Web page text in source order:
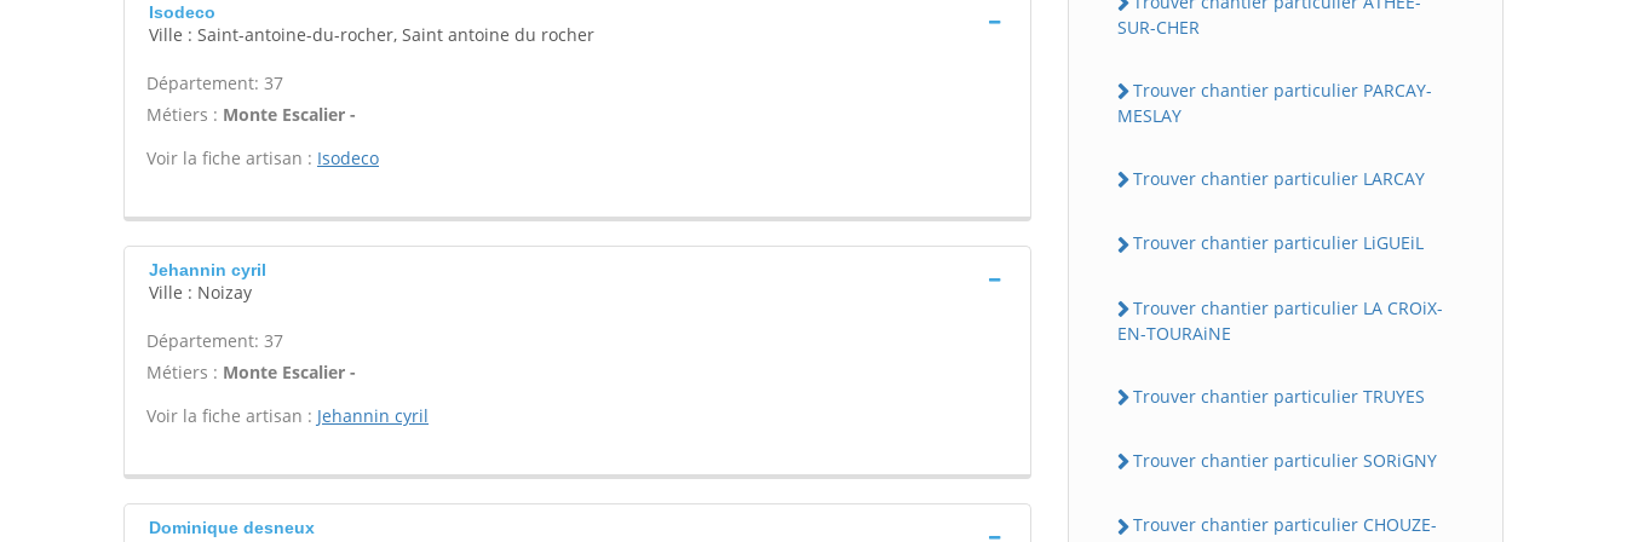
Isodeco
Ville : Saint-antoine-du-rocher, Saint antoine du rocher
Département: 37
Métiers : Monte Escalier -
Voir la fiche artisan : Isodeco
Jehannin cyril
Ville : Noizay
Département: 37
Métiers : Monte Escalier -
Voir la fiche artisan : Jehannin cyril
Dominique desneux
SUR-CHER
Trouver chantier particulier PARCAY-
MESLAY
Trouver chantier particulier LARCAY
Trouver chantier particulier LiGUEiL
Trouver chantier particulier LA CROiX-
EN-TOURAiNE
Trouver chantier particulier TRUYES
Trouver chantier particulier SORiGNY
Trouver chantier particulier CHOUZE-